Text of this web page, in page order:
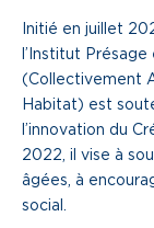
Initié en juillet
l’Institut
(Collectivement
Habitat) est
l’innovation du
2022, il vise à
âgées, à
social.